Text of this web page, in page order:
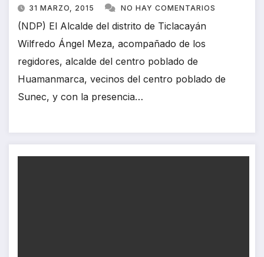
31 MARZO, 2015 NO HAY COMENTARIOS
(NDP) El Alcalde del distrito de Ticlacayán
Wilfredo Ángel Meza, acompañado de los
regidores, alcalde del centro poblado de
Huamanmarca, vecinos del centro poblado de
Sunec, y con la presencia…